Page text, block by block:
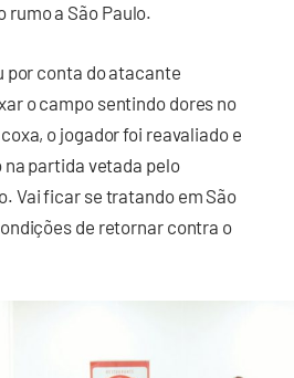
rumo a São Paulo.
por conta do atacante
o campo sentindo dores no
o jogador foi reavaliado e
partida vetada pelo
Vai ficar se tratando em São
de retornar contra o